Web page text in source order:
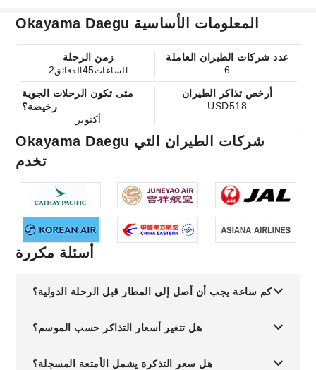
Okayama Daegu المعلومات الأساسية
زمن الرحلة
2
الساعات45 الدقائق
عدد شركات الطيران العاملة
6
متى تكون الرحلات الجوية
رخيصة؟
أكتوبر
أرخص تذاكر الطيران
USD518
Okayama Daegu شركات الطيران التي
تخدم
أسئلة مكررة
كم ساعة يجب أن أصل إلى المطار قبل الرحلة الدولية؟
هل تتغير أسعار التذاكر حسب الموسم؟
هل سعر التذكرة يشمل الأمتعة المسجلة؟